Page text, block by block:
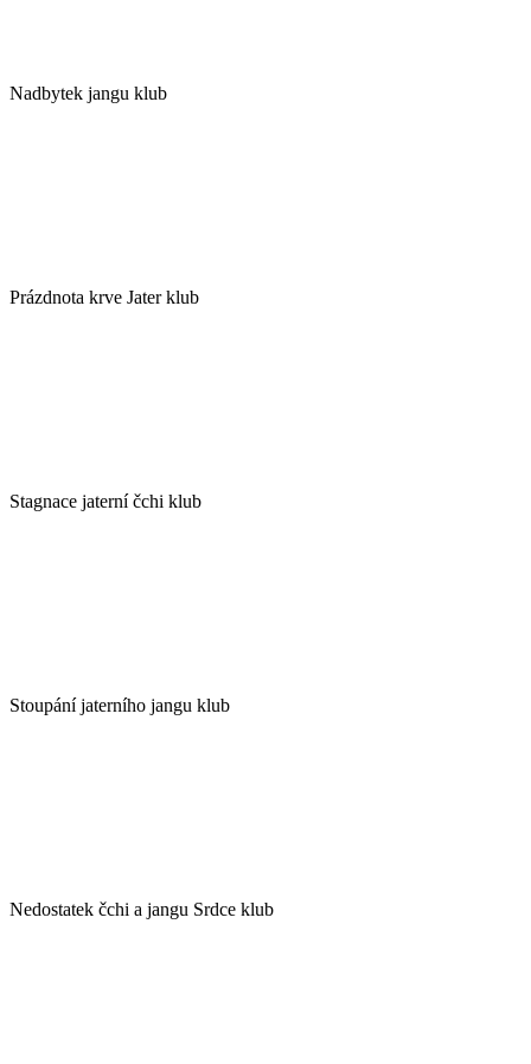
Nadbytek jangu klub
Prázdnota krve Jater klub
Stagnace jaterní čchi klub
Stoupání jaterního jangu klub
Nedostatek čchi a jangu Srdce klub